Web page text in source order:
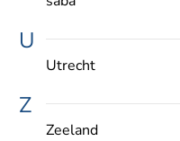
U
Utrecht
Z
Zeeland